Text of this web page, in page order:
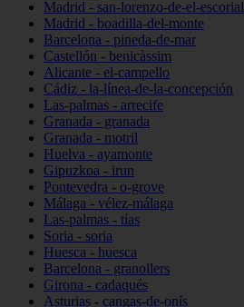
Madrid - san-lorenzo-de-el-escorial
Madrid - boadilla-del-monte
Barcelona - pineda-de-mar
Castellón - benicàssim
Alicante - el-campello
Cádiz - la-línea-de-la-concepción
Las-palmas - arrecife
Granada - granada
Granada - motril
Huelva - ayamonte
Gipuzkoa - irun
Pontevedra - o-grove
Málaga - vélez-málaga
Las-palmas - tías
Soria - soria
Huesca - huesca
Barcelona - granollers
Girona - cadaqués
Asturias - cangas-de-onís